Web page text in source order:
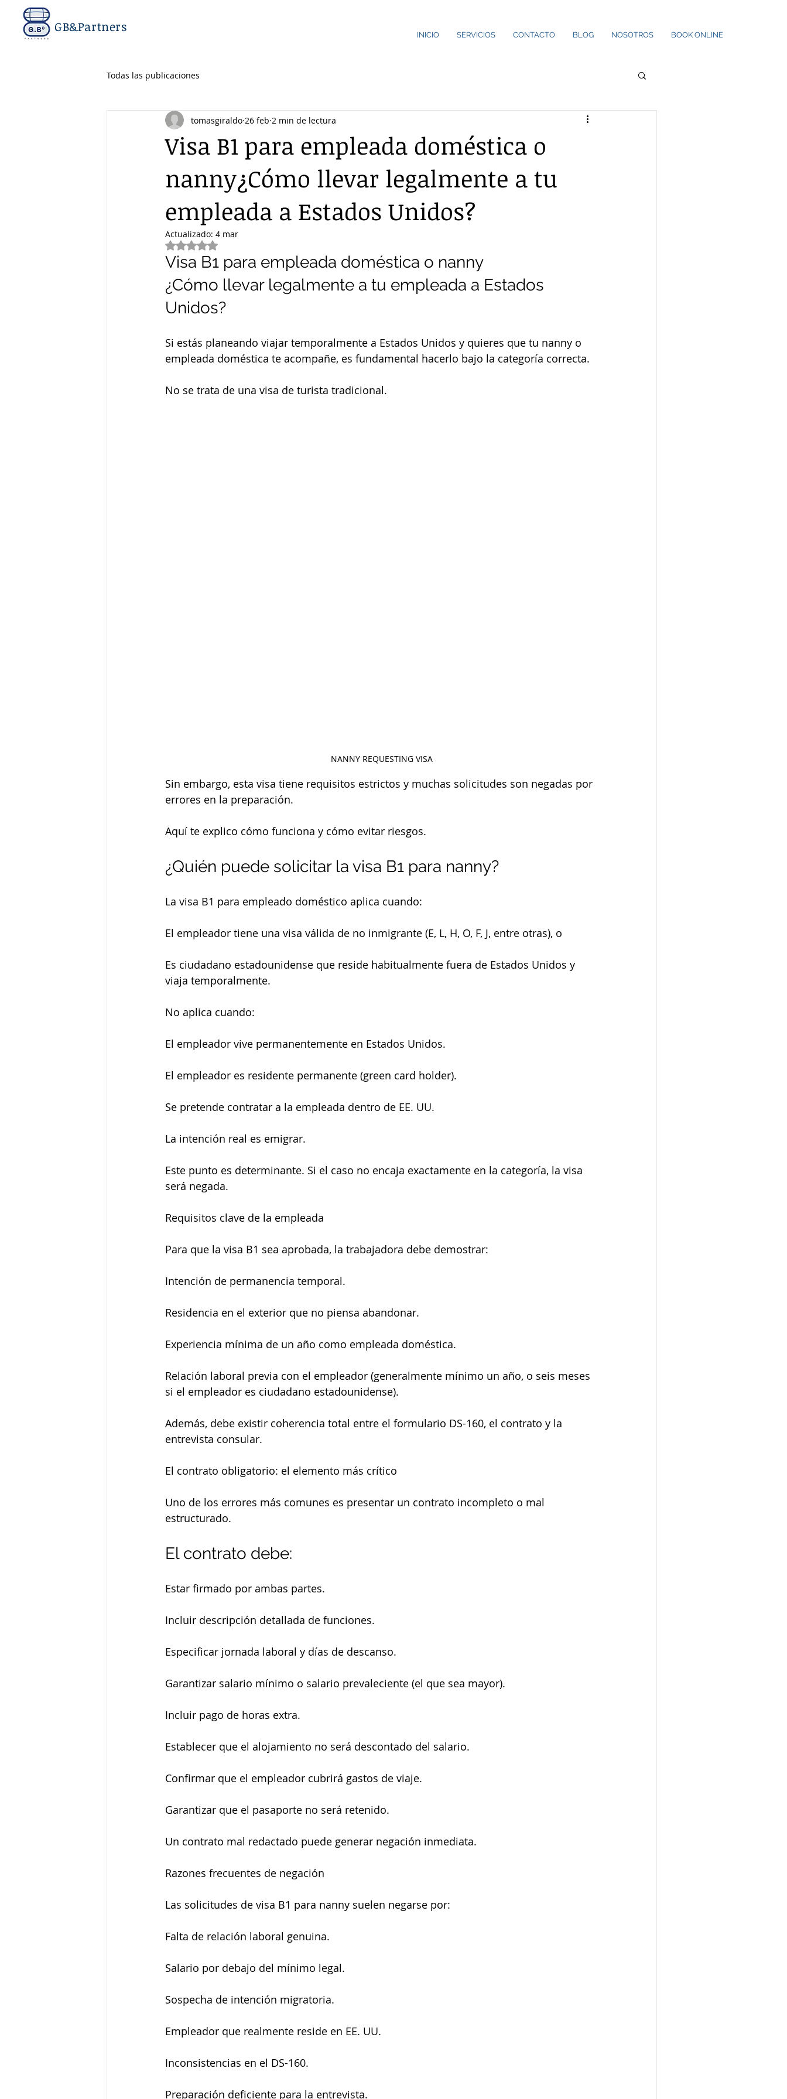
GB&Partners
INICIO SERVICIOS CONTACTO BLOG NOSOTROS BOOK ONLINE
Todas las publicaciones
Visa B1 para empleada doméstica o
nanny¿Cómo llevar legalmente a tu
empleada a Estados Unidos?
tomasgiraldo 26 feb 2 min de lectura
Actualizado: 4 mar
Obtuvo NaN de 5 estrellas.
Visa B1 para empleada doméstica o nanny
¿Cómo llevar legalmente a tu empleada a Estados
Unidos?
Si estás planeando viajar temporalmente a Estados Unidos y quieres que tu nanny o
empleada doméstica te acompañe, es fundamental hacerlo bajo la categoría correcta.
No se trata de una visa de turista tradicional.
NANNY REQUESTING VISA
Sin embargo, esta visa tiene requisitos estrictos y muchas solicitudes son negadas por
errores en la preparación.
Aquí te explico cómo funciona y cómo evitar riesgos.
¿Quién puede solicitar la visa B1 para nanny?
La visa B1 para empleado doméstico aplica cuando:
El empleador tiene una visa válida de no inmigrante (E, L, H, O, F, J, entre otras), o
Es ciudadano estadounidense que reside habitualmente fuera de Estados Unidos y
viaja temporalmente.
No aplica cuando:
El empleador vive permanentemente en Estados Unidos.
El empleador es residente permanente (green card holder).
Se pretende contratar a la empleada dentro de EE. UU.
La intención real es emigrar.
Este punto es determinante. Si el caso no encaja exactamente en la categoría, la visa
será negada.
Requisitos clave de la empleada
Para que la visa B1 sea aprobada, la trabajadora debe demostrar:
Intención de permanencia temporal.
Residencia en el exterior que no piensa abandonar.
Experiencia mínima de un año como empleada doméstica.
Relación laboral previa con el empleador (generalmente mínimo un año, o seis meses
si el empleador es ciudadano estadounidense).
Además, debe existir coherencia total entre el formulario DS-160, el contrato y la
entrevista consular.
El contrato obligatorio: el elemento más crítico
Uno de los errores más comunes es presentar un contrato incompleto o mal
estructurado.
El contrato debe:
Estar firmado por ambas partes.
Incluir descripción detallada de funciones.
Especificar jornada laboral y días de descanso.
Garantizar salario mínimo o salario prevaleciente (el que sea mayor).
Incluir pago de horas extra.
Establecer que el alojamiento no será descontado del salario.
Confirmar que el empleador cubrirá gastos de viaje.
Garantizar que el pasaporte no será retenido.
Un contrato mal redactado puede generar negación inmediata.
Razones frecuentes de negación
Las solicitudes de visa B1 para nanny suelen negarse por:
Falta de relación laboral genuina.
Salario por debajo del mínimo legal.
Sospecha de intención migratoria.
Empleador que realmente reside en EE. UU.
Inconsistencias en el DS-160.
Preparación deficiente para la entrevista.